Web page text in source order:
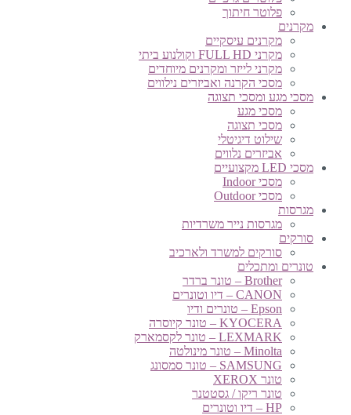
פלוטר חיתוך
מקרנים
מקרנים עיסקיים
מקרני FULL HD וקולנוע ביתי
מקרני לייזר ומקרנים מיוחדים
מסכי הקרנה ואביזרים נילווים
מסכי מגע ומסכי תצוגה
מסכי מגע
מסכי תצוגה
שילוט דיגיטלי
אביזרים נלווים
מסכי LED מקצועיים
מסכי Indoor
מסכי Outdoor
מגרסות
מגרסות נייר משרדיות
סורקים
סורקים למשרד ולארכיב
טונרים ומתכלים
Brother – טונר ברדר
CANON – דיו וטונרים
Epson – טונרים ודיו
KYOCERA – טונר קיוסרה
LEXMARK – טונר לקסמארק
Minolta – טונר מינולטה
SAMSUNG – טונר סמסונג
טונר XEROX
טונר ריקו / גסטטנר
HP – דיו וטונרים